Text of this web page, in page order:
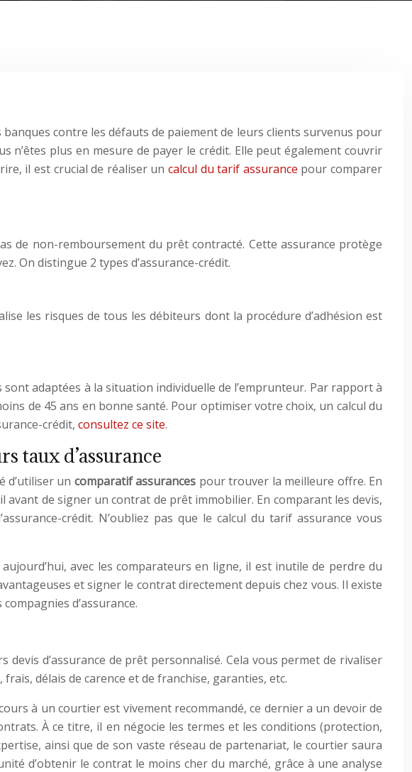
contre les défauts de paiement de leurs clients survenus pour
n’êtes plus en mesure de payer le crédit. Elle peut également couvrir
il est crucial de réaliser uncalcul du tarif assurance pour comparer
de non-remboursement du prêt contracté. Cette assurance protège
On distingue 2 types d’assurance-crédit.
les risques de tous les débiteurs dont la procédure d’adhésion est
adaptées à la situation individuelle de l’emprunteur. Par rapport à
de 45 ans en bonne santé. Pour optimiser votre choix, un calcul du
crédit, consultez ce site.
taux d’assurance
d’utiliser un comparatif assurances pour trouver la meilleure offre. En
de signer un contrat de prêt immobilier. En comparant les devis,
crédit. N’oubliez pas que le calcul du tarif assurance vous
avec les comparateurs en ligne, il est inutile de perdre du
et signer le contrat directement depuis chez vous. Il existe
d’assurance.
d’assurance de prêt personnalisé. Cela vous permet de rivaliser
délais de carence et de franchise, garanties, etc.
à un courtier est vivement recommandé, ce dernier a un devoir de
À ce titre, il en négocie les termes et les conditions (protection,
ainsi que de son vaste réseau de partenariat, le courtier saura
d’obtenir le contrat le moins cher du marché, grâce à une analyse